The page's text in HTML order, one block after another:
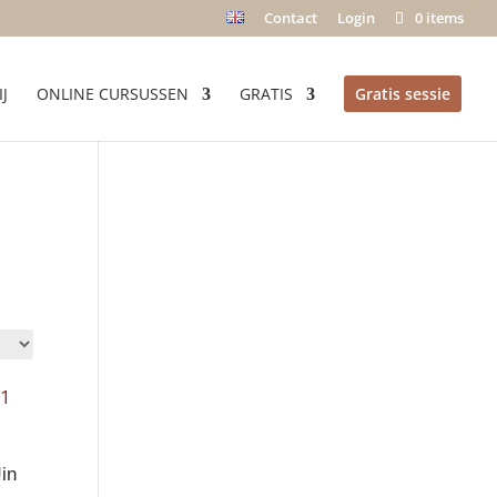
Contact Login 0 items
ONLINE CURSUSSEN GRATIS Gratis sessie